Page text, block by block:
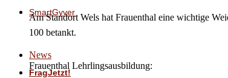
SmartGyver
FragJetzt!
Am Standort Wels hat Frauenthal eine wichtige
100 betankt.
News
Frauenthal Lehrlingsausbildung: